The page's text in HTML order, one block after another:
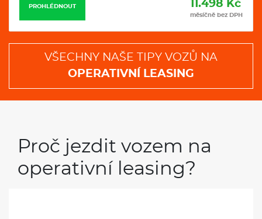
PROHLÉDNOUT 11.498 Kč
měsíčně bez DPH
VŠECHNY NAŠE TIPY VOZŮ NA
OPERATIVNÍ LEASING
Proč jezdit vozem na
operativní leasing?